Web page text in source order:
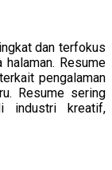
dan terfokus
halaman. Resume
pengalaman
Resume sering
industri kreatif,